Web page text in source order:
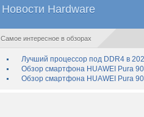
Новости Hardware
Самое интересное в обзорах
Лучший процессор под DDR4 в
Обзор смартфона HUAWEI Pura
Обзор смартфона HUAWEI Pura